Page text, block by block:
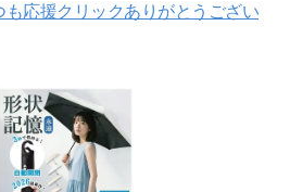
応援クリックありがとうござい